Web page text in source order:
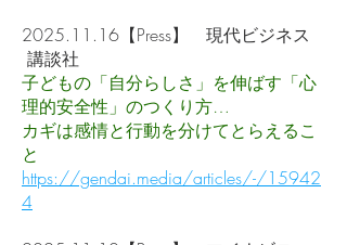
2025.11.16 【Press】 現代ビジネス
講談社
子どもの「自分らしさ」を伸ばす「心
理的安全性」のつくり方…
カギは感情と行動を分けてとらえるこ
と
https://gendai.media/articles/-/15942
4